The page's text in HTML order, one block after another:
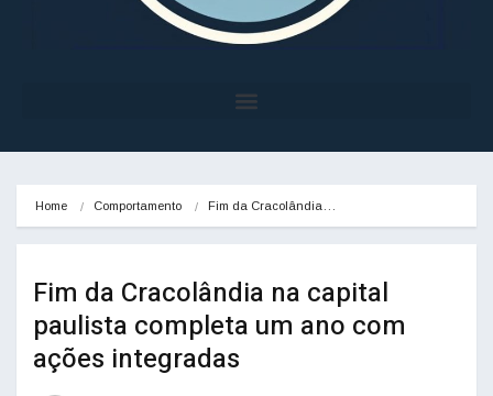
Home Comportamento Fim da Cracolândia…
Fim da Cracolândia na capital
paulista completa um ano com
ações integradas